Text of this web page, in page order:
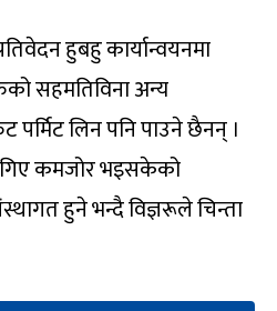
हुबहु कार्यान्वयनमा
सहमतिविना अन्य
लिन पनि पाउने छैनन् ।
कमजोर भइसकेको
हुने भन्दै विज्ञरूले चिन्ता